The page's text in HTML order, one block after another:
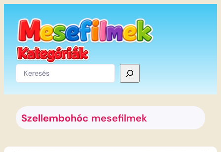
tartalomhoz
Keresés
Szellembohóc mesefilmek